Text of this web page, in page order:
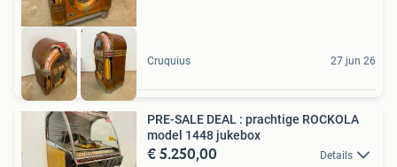
Cruquius 27 jun 26
PRE-SALE DEAL : prachtige ROCKOLA
model 1448 jukebox
€ 5.250,00 Details